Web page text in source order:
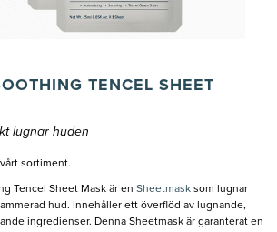
TENCEL SHEET
lugnar huden
sortiment.
Tencel Sheet Mask är en Sheetmask som lugnar
hud. Innehåller ett överflöd av lugnande,
ingredienser. Denna Sheetmask är garanterat en